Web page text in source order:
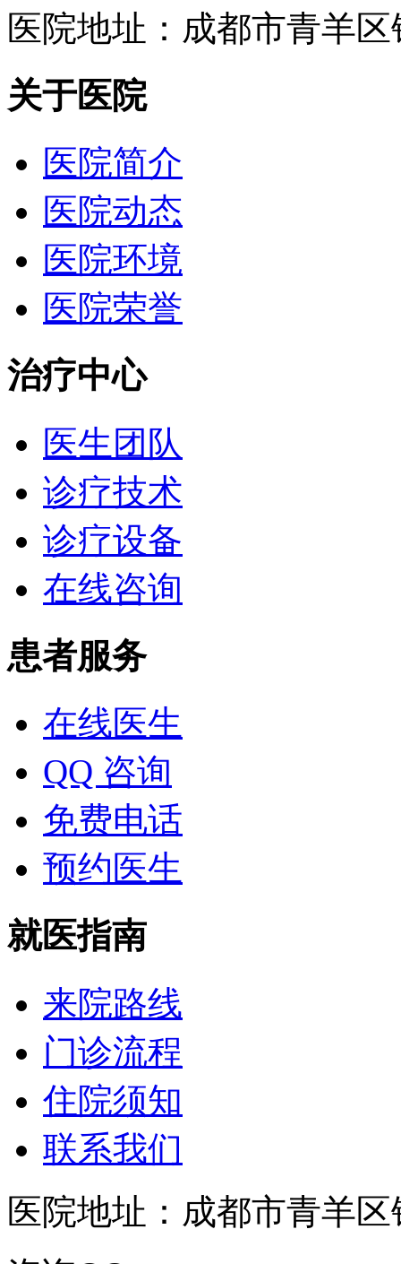
医院地址：成都市青羊
关于医院
医院简介
医院动态
医院环境
医院荣誉
治疗中心
医生团队
诊疗技术
诊疗设备
在线咨询
患者服务
在线医生
QQ 咨询
免费电话
预约医生
就医指南
来院路线
门诊流程
住院须知
联系我们
医院地址：成都市青羊